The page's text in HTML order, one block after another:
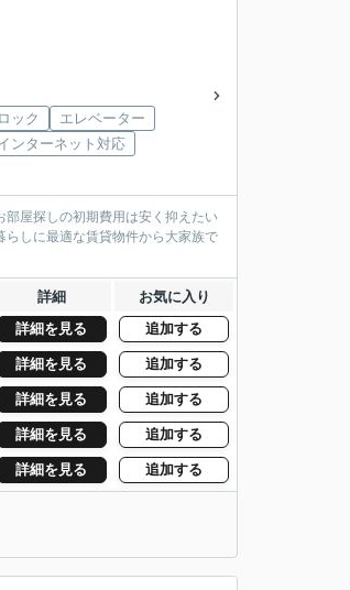
ック
エレベーター
ンターネット対応
屋探しの初期費用は安く抑えたい
しに最適な賃貸物件から大家族で
詳細 お気に入り
詳細を見る 追加する
詳細を見る 追加する
詳細を見る 追加する
詳細を見る 追加する
詳細を見る 追加する